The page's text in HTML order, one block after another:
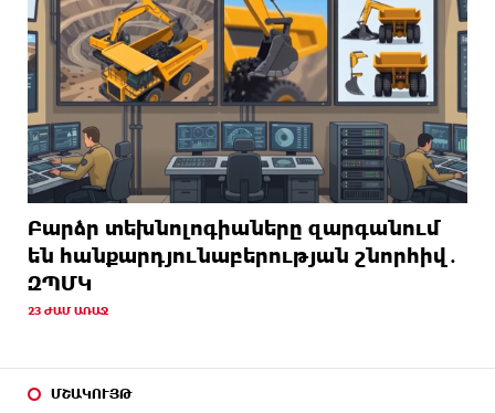
Բարձր տեխնոլոգիաները զարգանում
են հանքարդյունաբերության շնորհիվ․
ԶՊՄԿ
23 ԺԱՄ ԱՌԱՋ
ՄՇԱԿՈՒՅԹ